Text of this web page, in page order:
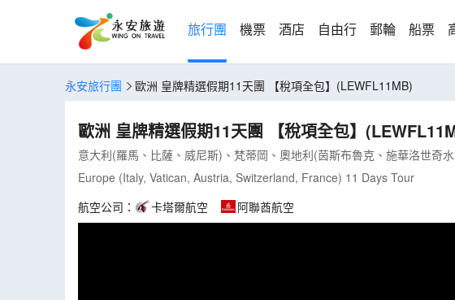
旅行團 機票 酒店 自由行 郵輪 船票
永安旅行團 歐洲 皇牌精選假期11天團 【稅項全包】(LEWFL11MB)
歐洲 皇牌精選假期11天團 【稅項全包】
意大利(羅馬、比薩、威尼斯)、梵蒂岡、奧地利(茵斯布魯克、施華洛世奇
Europe (Italy, Vatican, Austria, Switzerland, France) 11 Days Tour
航空公司：
卡塔爾航空 阿聯酋航空